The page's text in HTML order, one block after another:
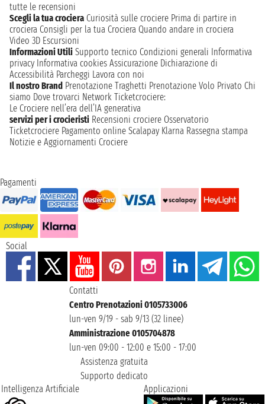
tutte le recensioni
Scegli la tua crociera Curiosità sulle crociere Prima di partire in
crociera Consigli per la tua Crociera Quando andare in crociera
Video 3D Escursioni
Informazioni Utili Supporto tecnico Condizioni generali Informativa
privacy Informativa cookies Assicurazione Dichiarazione di
Accessibilità Parcheggi Lavora con noi
Il nostro Brand Prenotazione Traghetti Prenotazione Volo Privato Chi
siamo Dove trovarci Network Ticketcrociere:
Le Crociere nell’era dell’IA generativa
servizi per i crocieristi Recensioni crociere Osservatorio
Ticketcrociere Pagamento online Scalapay Klarna Rassegna stampa
Notizie e Aggiornamenti Crociere
Pagamenti
Social
Contatti
Centro Prenotazioni 0105733006
lun-ven 9/19 - sab 9/13 (32 linee)
Amministrazione 0105704878
lun-ven 09:00 - 12:00 e 15:00 - 17:00
Assistenza gratuita
Supporto dedicato
Intelligenza Artificiale
Applicazioni